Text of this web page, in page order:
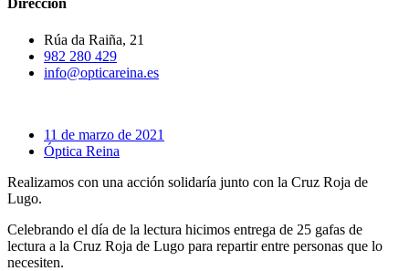
Dirección
Rúa da Raiña, 21
982 280 429
info@opticareina.es
11 de marzo de 2021
Óptica Reina
Realizamos con una acción solidaría junto con la Cruz Roja de
Lugo.
Celebrando el día de la lectura hicimos entrega de 25 gafas de
lectura a la Cruz Roja de Lugo para repartir entre personas que lo
necesiten.